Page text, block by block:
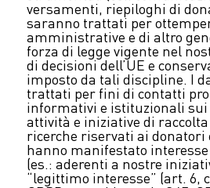
versamenti, riepiloghi di
saranno trattati per
amministrative e di altro
forza di legge vigente nel
di decisioni dell’UE e
imposto da tali discipline. I
trattati per fini di contatti
informativi e istituzionali
attività e iniziative di
ricerche riservati ai donatori
hanno manifestato interesse
(es.: aderenti a nostre
“legittimo interesse” (art. 6,